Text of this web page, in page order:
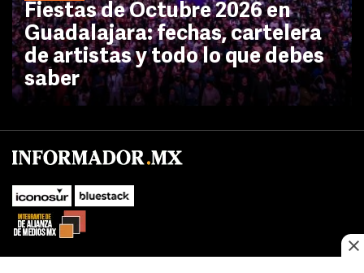
Fiestas de Octubre 2026 en
Guadalajara: fechas, cartelera
de artistas y todo lo que debes
saber